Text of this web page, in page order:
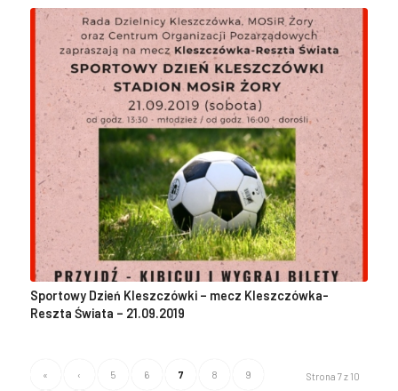
Sportowy Dzień Kleszczówki – mecz Kleszczówka-
Reszta Świata – 21.09.2019
Strona 7 z 10
« ‹ 5 6 7 8 9